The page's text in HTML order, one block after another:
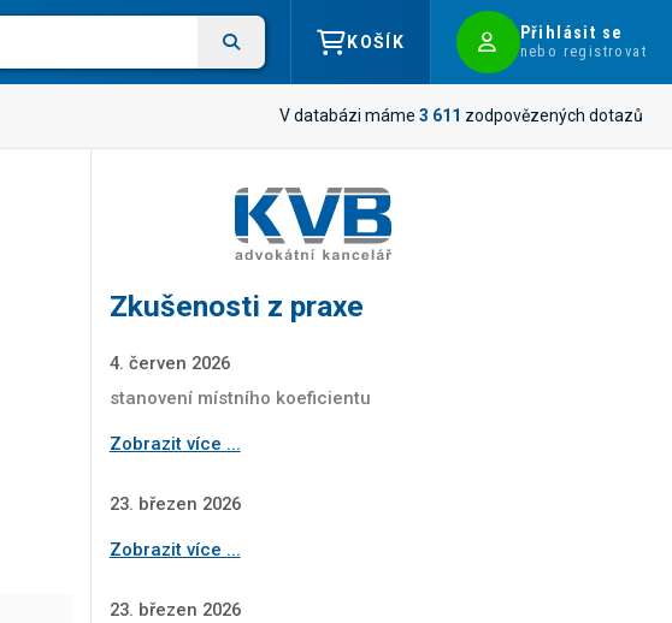
KOŠÍK Přihlásit se
nebo registrovat
V databázi máme 3 611 zodpovězených dotazů
Zkušenosti z praxe
4. červen 2026
stanovení místního koeficientu
Zobrazit více ...
23. březen 2026
Zobrazit více ...
23. březen 2026